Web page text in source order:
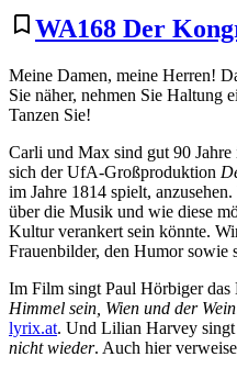
bei
und
Du
bookmark_border WA168 Der
Meine Damen, meine Herren!
Sie näher, nehmen Sie
Tanzen Sie!
Carli und Max sind gut 90
sich der UfA-Großproduktion
im Jahre 1814 spielt,
über die Musik und wie diese
Kultur verankert sein könnte.
Frauenbilder, den Humor sowie
Im Film singt Paul Hörbiger das
Himmel sein, Wien und der Wein
lyrix.at. Und Lilian Harvey singt
nicht wieder. Auch hier